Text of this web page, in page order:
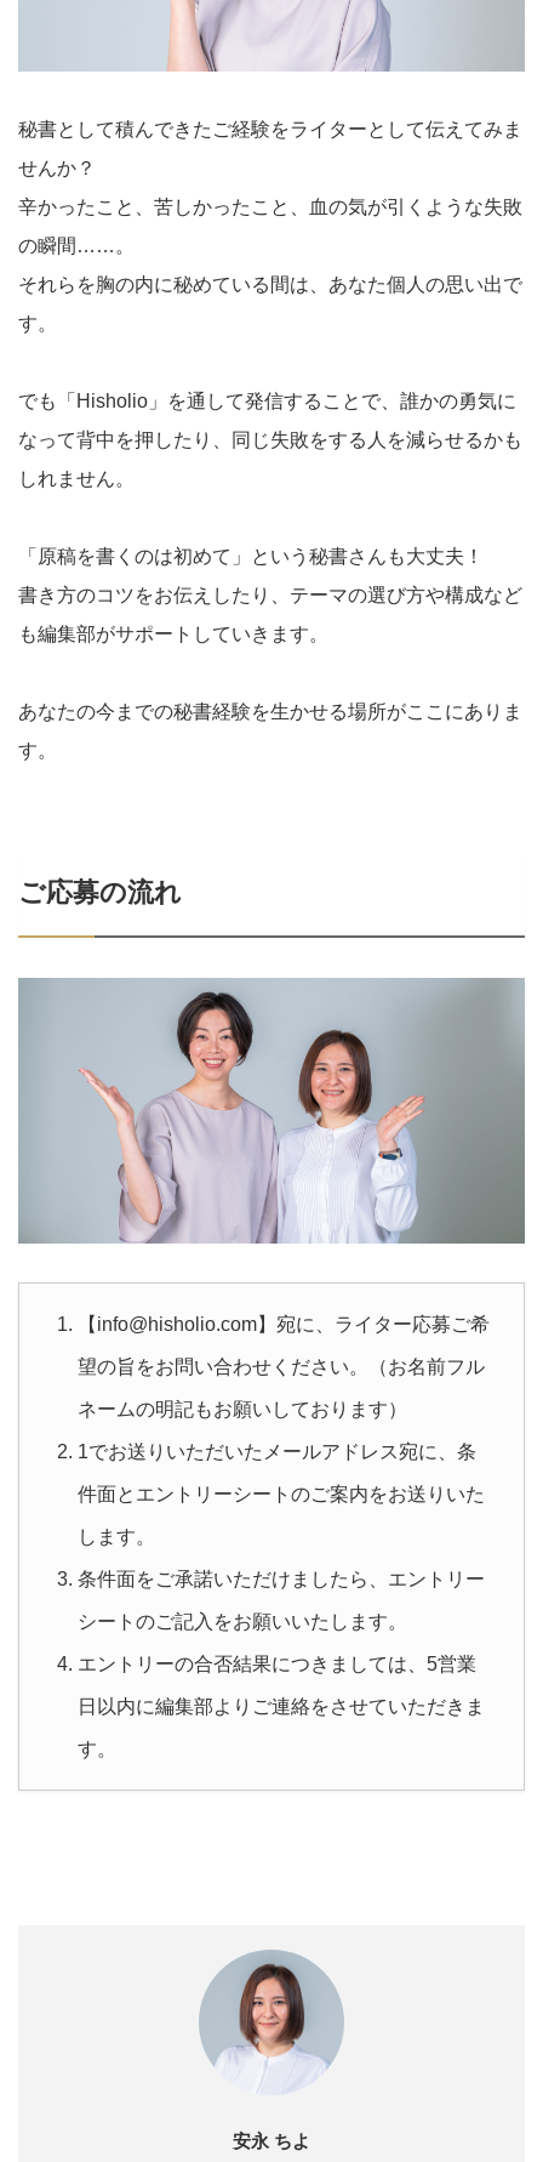
秘書として積んできたご経験をライターとして伝えてみま
せんか？
辛かったこと、苦しかったこと、血の気が引くような失敗
の瞬間……。
それらを胸の内に秘めている間は、あなた個人の思い出で
す。
でも「Hisholio」を通して発信することで、誰かの勇気に
なって背中を押したり、同じ失敗をする人を減らせるかも
しれません。
「原稿を書くのは初めて」という秘書さんも大丈夫！
書き方のコツをお伝えしたり、テーマの選び方や構成など
も編集部がサポートしていきます。
あなたの今までの秘書経験を生かせる場所がここにありま
す。
ご応募の流れ
【info@hisholio.com】宛に、ライター応募ご希
望の旨をお問い合わせください。（お名前フル
ネームの明記もお願いしております）
1でお送りいただいたメールアドレス宛に、条
件面とエントリーシートのご案内をお送りいた
します。
条件面をご承諾いただけましたら、エントリー
シートのご記入をお願いいたします。
エントリーの合否結果につきましては、5営業
日以内に編集部よりご連絡をさせていただきま
す。
安永 ちよ